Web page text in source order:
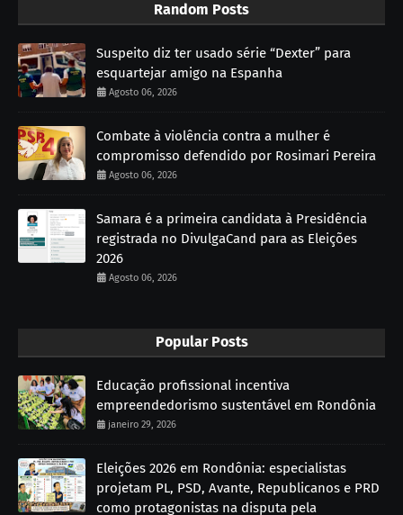
Random Posts
Suspeito diz ter usado série “Dexter” para
esquartejar amigo na Espanha
Agosto 06, 2026
Combate à violência contra a mulher é
compromisso defendido por Rosimari Pereira
Agosto 06, 2026
Samara é a primeira candidata à Presidência
registrada no DivulgaCand para as Eleições
2026
Agosto 06, 2026
Popular Posts
Educação profissional incentiva
empreendedorismo sustentável em Rondônia
janeiro 29, 2026
Eleições 2026 em Rondônia: especialistas
projetam PL, PSD, Avante, Republicanos e PRD
como protagonistas na disputa pela